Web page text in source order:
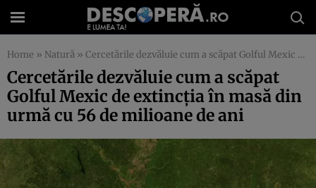
Home » Natură » Cercetările dezvăluie cum a scăpat Golful Mexic de extincția în masă din urmă cu 56 de milioane de ani
Cercetările dezvăluie cum a scăpat
Golful Mexic de extincția în masă din
urmă cu 56 de milioane de ani